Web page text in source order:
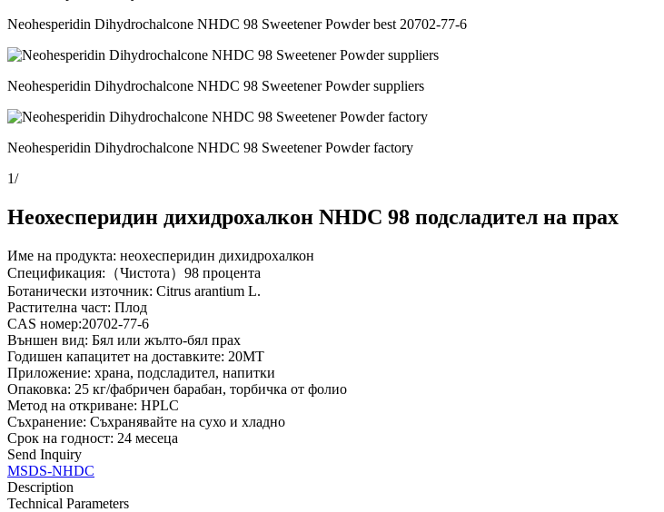
Neohesperidin Dihydrochalcone NHDC 98 Sweetener Powder best 20702-77-6
Neohesperidin Dihydrochalcone NHDC 98 Sweetener Powder suppliers
Neohesperidin Dihydrochalcone NHDC 98 Sweetener Powder factory
1/
Неохесперидин дихидрохалкон NHDC 98 подсладител на прах
Име на продукта: неохесперидин дихидрохалкон
Спецификация:（Чистота）98 процента
Ботанически източник: Citrus arantium L.
Растителна част: Плод
CAS номер:20702-77-6
Външен вид: Бял или жълто-бял прах
Годишен капацитет на доставките: 20MT
Приложение: храна, подсладител, напитки
Опаковка: 25 кг/фабричен барабан, торбичка от фолио
Метод на откриване: HPLC
Съхранение: Съхранявайте на сухо и хладно
Срок на годност: 24 месеца
Send Inquiry
MSDS-NHDC
Description
Technical Parameters